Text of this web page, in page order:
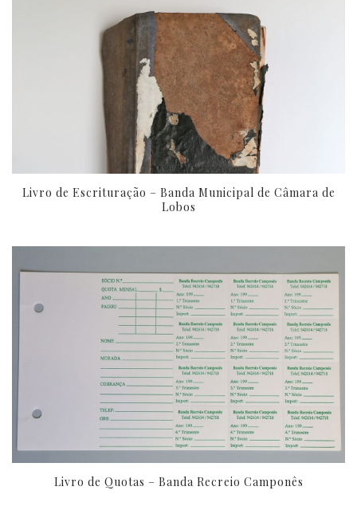
Livro de Escrituração – Banda Municipal de Câmara de
Lobos
Livro de Quotas – Banda Recreio Camponês